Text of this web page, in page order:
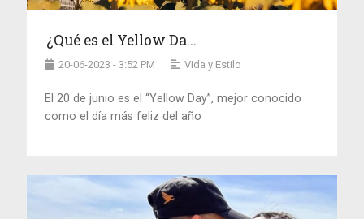
¿Qué es el Yellow Da...
20-06-2023 - 3:52 PM Vida y Estilo
El 20 de junio es el “Yellow Day”, mejor conocido
como el día más feliz del año